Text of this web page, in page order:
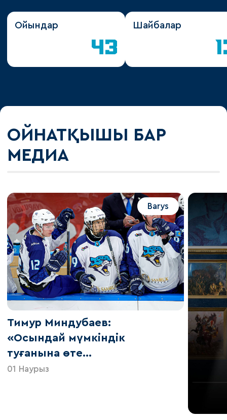
22
Ойындар
43
Шайбалар
ОЙНАТҚЫШЫ БАР
МЕДИА
Barys
Тимур Миндубаев:
«Осындай мүмкіндік
туғанына өте
қуаныштымын»
01 Наурыз